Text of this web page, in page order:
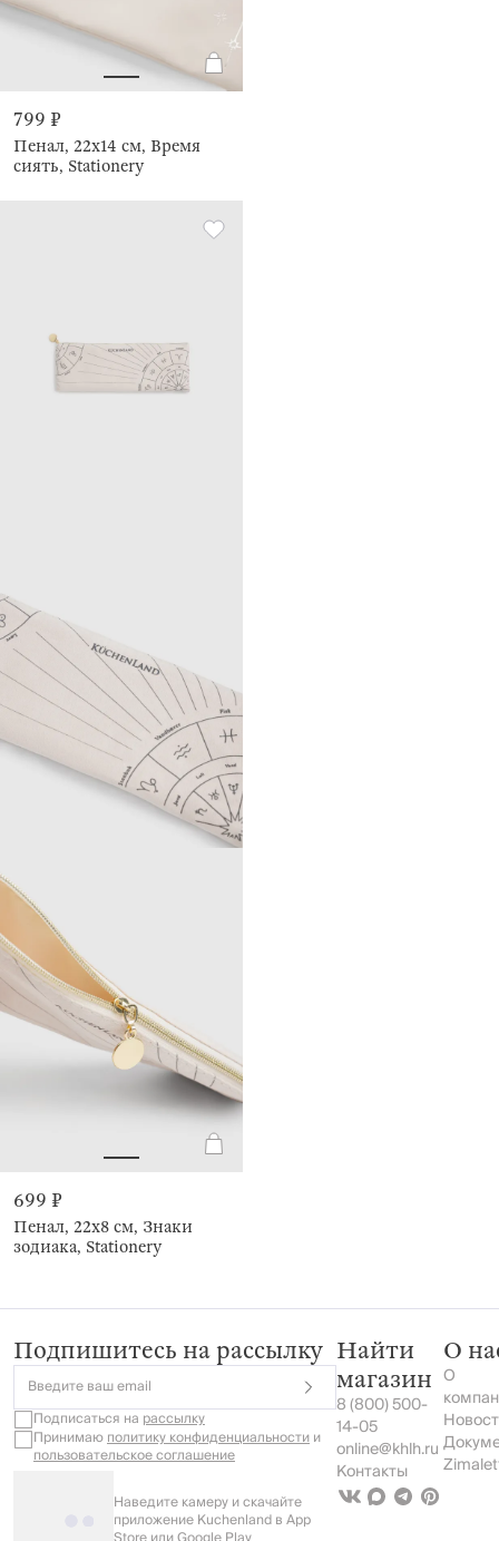
799 ₽
Пенал, 22х14 см, Время
сиять, Stationery
699 ₽
Пенал, 22х8 см, Знаки
зодиака, Stationery
Подпишитесь на рассылку
Введите ваш email
Подписаться на рассылку
Принимаюполитику конфиденциальностии
пользовательское соглашение
Наведите камеру и скачайте
приложение Kuchenland в App
Найти
магазин
8 (800) 500-
14-05
online@khlh.ru
Контакты
О
О